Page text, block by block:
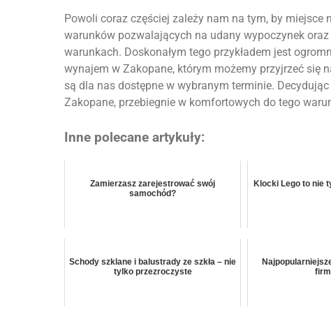
Powoli coraz częściej zależy nam na tym, by
warunków pozwalających na udany wypoczynek
warunkach. Doskonałym tego przykładem jest
wynajem w Zakopane, którym możemy przyjrzeć się
są dla nas dostępne w wybranym terminie.
Zakopane, przebiegnie w komfortowych do tego
Inne polecane artykuły:
Zamierzasz zarejestrować swój
samochód?
Klocki Lego to nie
Schody szklane i balustrady ze szkła – nie
tylko przezroczyste